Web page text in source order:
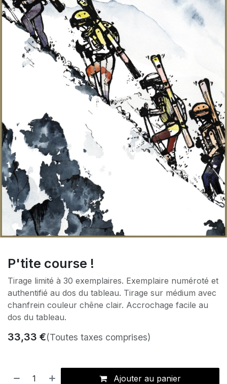
P'tite course !
Tirage limité à 30 exemplaires. Exemplaire numéroté et
authentifié au dos du tableau. Tirage sur médium avec
chanfrein couleur chêne clair. Accrochage facile au
dos du tableau.
33,33 €(Toutes taxes comprises)
Ajouter au panier